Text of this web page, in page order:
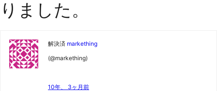
キりました。
解決済 markething
(@markething)
10年、 3ヶ月前